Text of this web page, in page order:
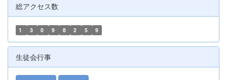
総アクセス数
1 3 0 9 8 2 5 9
生徒会行事